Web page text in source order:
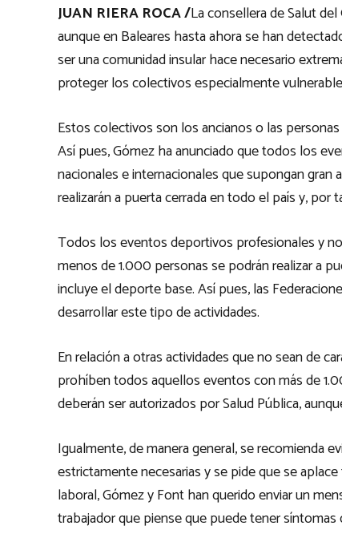
JUAN RIERA ROCA /La consellera de Salut
aunque en Baleares hasta ahora se han
ser una comunidad insular hace necesario
proteger los colectivos especialmente
Estos colectivos son los ancianos o las
Así pues, Gómez ha anunciado que todos los
nacionales e internacionales que supongan
realizarán a puerta cerrada en todo el país y, por
Todos los eventos deportivos profesionales y
menos de 1.000 personas se podrán realizar a
incluye el deporte base. Así pues, las
desarrollar este tipo de actividades.
En relación a otras actividades que no sean de
prohíben todos aquellos eventos con más de
deberán ser autorizados por Salud Pública,
Igualmente, de manera general, se recomienda
estrictamente necesarias y se pide que se
laboral, Gómez y Font han querido enviar un
trabajador que piense que puede tener síntomas